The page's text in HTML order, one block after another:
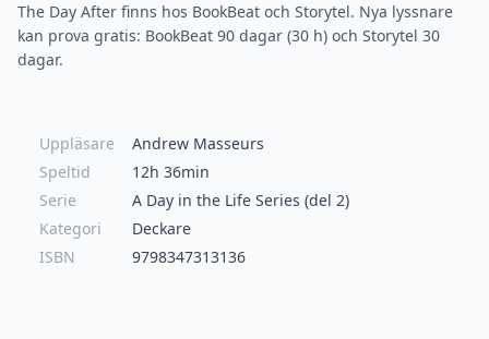
The Day After finns hos BookBeat och Storytel. Nya lyssnare
kan prova gratis: BookBeat 90 dagar (30 h) och Storytel 30
dagar.
Uppläsare
Andrew Masseurs
Speltid
12h 36min
Serie
A Day in the Life Series (del 2)
Kategori
Deckare
ISBN
9798347313136